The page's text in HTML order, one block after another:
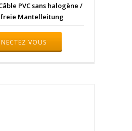
PVC sans halogène /
Mantelleitung
VOUS